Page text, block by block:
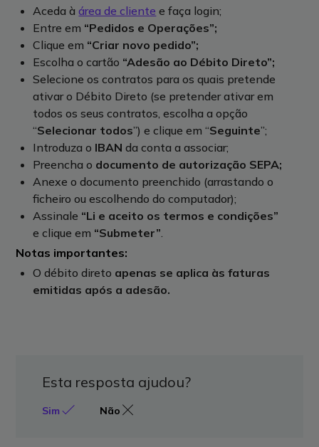
Aceda àárea de cliente e faça login;
Entre em “Pedidos e Operações”;
Clique em “Criar novo pedido”;
Escolha o cartão “Adesão ao Débito Direto”;
Selecione os contratos para os quais pretende
ativar o Débito Direto (se pretender ativar em
todos os seus contratos, escolha a opção
“Selecionar todos”) e clique em “Seguinte”;
Introduza o IBAN da conta a associar;
Preencha o documento de autorização SEPA;
Anexe o documento preenchido (arrastando o
ficheiro ou escolhendo do computador);
Assinale “Li e aceito os termos e condições”
e clique em “Submeter”.
Notas importantes:
O débito direto apenas se aplica às faturas
emitidas após a adesão.
Esta resposta ajudou?
Sim Não